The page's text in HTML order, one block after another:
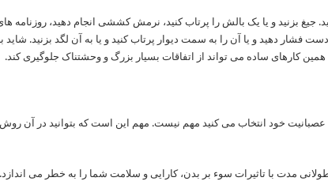
جیغ بزنید و یا یک بالش را پرتاب کنید، نرمش کششی انجام دهید، روزنامه
فشار دهید و یا آن را به سمت دیوار پرتاب کنید و یا به آن لگد بزنید. شاید
کارهای ساده می تواند از اتفاقات بسیار بزرگ و وحشتناک جلوگیری کند.
عصبانیت خود انتخاب می کنید مهم نیست. مهم این است که بتوانید در آن روش
مدت با تاثیرات سوء بر بدن، کارایی و سلامت شما را به خطر می اندازد.